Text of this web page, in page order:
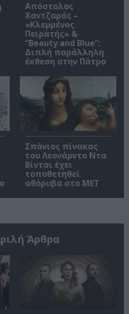
Απόστολος
Χαντζαράς –
«Κλεμμένος
Πειρατής» &
“Beauty and Blue”:
Διπλή παράλληλη
έκθεση στην Πάτμο
Σπάνιος πίνακας
του Λεονάρντο Ντα
Βίντσι έχει
τοποθετηθεί
αθόρυβα στο MET
Άρθρα